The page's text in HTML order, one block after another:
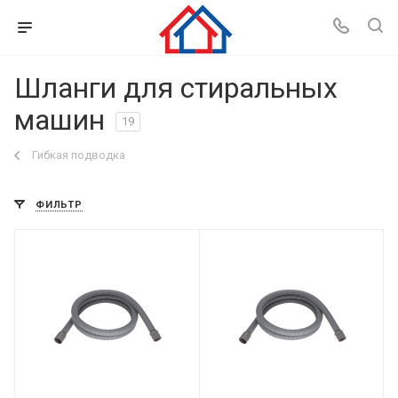
Шланги для стиральных
машин
19
Гибкая подводка
ФИЛЬТР